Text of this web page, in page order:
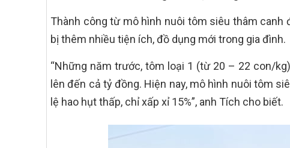
Thành công từ mô hình nuôi tôm siêu thâm canh
bị thêm nhiều tiện ích, đồ dụng mới trong gia đình.
“Những năm trước, tôm loại 1 (từ 20 – 22 con/
lên đến cả tỷ đồng. Hiện nay, mô hình nuôi tôm
lệ hao hụt thấp, chỉ xấp xỉ 15%”, anh Tích cho biết.